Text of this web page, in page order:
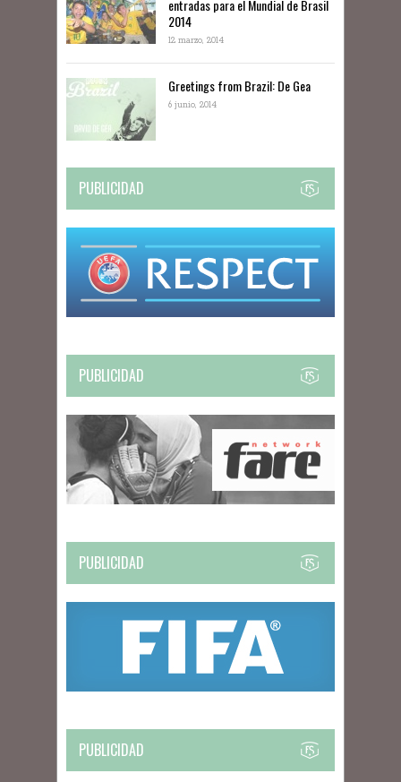
entradas para el Mundial de Brasil
2014
12 marzo, 2014
Greetings from Brazil: De Gea
6 junio, 2014
PUBLICIDAD
PUBLICIDAD
PUBLICIDAD
PUBLICIDAD